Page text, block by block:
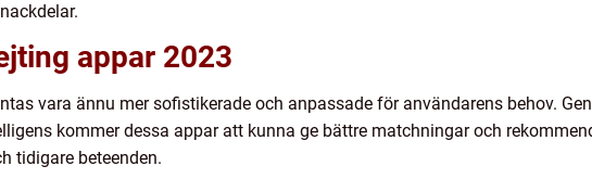
appar 2023
vara ännu mer sofistikerade och anpassade för användarens behov.
kommer dessa appar att kunna ge bättre matchningar och
tidigare beteenden.